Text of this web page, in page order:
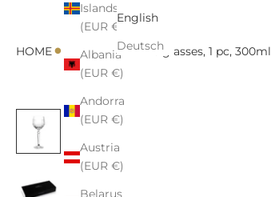
Islands
(EUR €)
Albania
(EUR €)
Andorra
(EUR €)
Austria
(EUR €)
Belarus
English
Deutsch
HOME• •Crystal wine glasses, 1 pc, 300ml